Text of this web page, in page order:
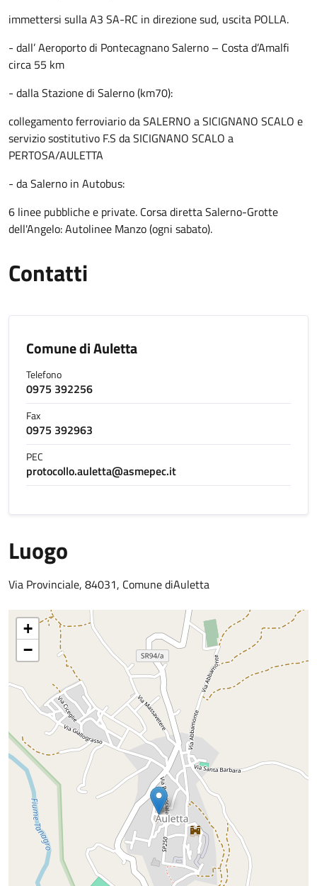
immettersi sulla A3 SA-RC in direzione sud, uscita POLLA.
- dall’ Aeroporto di Pontecagnano Salerno – Costa d’Amalfi
circa 55 km
- dalla Stazione di Salerno (km70):
collegamento ferroviario da SALERNO a SICIGNANO SCALO e
servizio sostitutivo F.S da SICIGNANO SCALO a
PERTOSA/AULETTA
- da Salerno in Autobus:
6 linee pubbliche e private. Corsa diretta Salerno-Grotte
dell'Angelo: Autolinee Manzo (ogni sabato).
Contatti
Comune di Auletta
Telefono
0975 392256
Fax
0975 392963
PEC
protocollo.auletta@asmepec.it
Luogo
Via Provinciale, 84031, Comune diAuletta
+
−